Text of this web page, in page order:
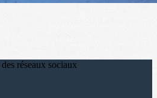
réseaux sociaux